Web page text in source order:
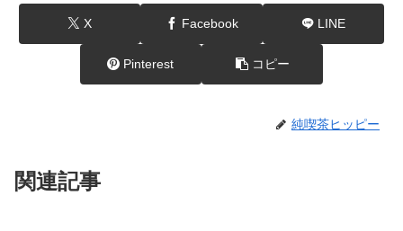
X Facebook LINE
Pinterest コピー
純喫茶ヒッピー
関連記事